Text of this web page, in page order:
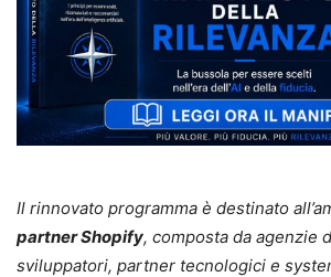
Il rinnovato programma è destinato
partner Shopify, composta da agenzie
sviluppatori, partner tecnologici e